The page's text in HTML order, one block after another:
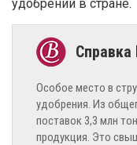
удобрений в стране.
Особое место в
удобрения. Из
поставок 3,3 млн
продукция. Это